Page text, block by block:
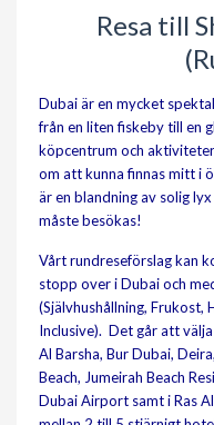
Resa till
Dubai är en mycket
från en liten fiskeby till en
köpcentrum och
om att kunna finnas mitt i
är en blandning av solig
måste besökas!
Vårt rundreseförslag kan
stopp over i Dubai och
(Självhushållning, Frukost,
Inclusive). Det går att
Al Barsha, Bur Dubai,
Beach, Jumeirah Beach
Dubai Airport samt i Ras